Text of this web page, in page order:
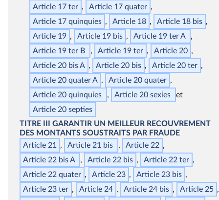
Article 17 ter Article 17 quater
Article 17 quinquies Article 18 Article 18 bis
Article 19
Article 19 bis Article 19 terA
Article 19 ter B Article 19 ter
Article 20
Article 20 bisA Article 20 bis Article 20 ter
Article 20 quaterA Article 20 quater
Article 20 quinquies Article 20 sexies
Article 20 septies
TITRE III
GARANTIR UN MEILLEUR RECOUVREMENT
DES MONTANTS SOUSTRAITS PAR FRAUDE
Article 21
Article 21 bis
Article 22
Article 22 bisA Article 22 bis Article 22 ter
Article 22 quater Article 23 Article 23 bis
Article 23 ter Article 24 Article 24 bis
Article 25